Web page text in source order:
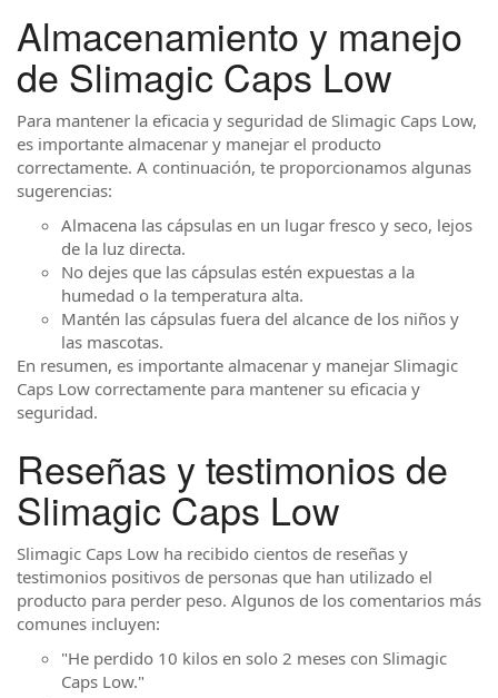
Almacenamiento y manejo
de Slimagic Caps Low
Para mantener la eficacia y seguridad de Slimagic Caps Low,
es importante almacenar y manejar el producto
correctamente. A continuación, te proporcionamos algunas
sugerencias:
Almacena las cápsulas en un lugar fresco y seco, lejos
de la luz directa.
No dejes que las cápsulas estén expuestas a la
humedad o la temperatura alta.
Mantén las cápsulas fuera del alcance de los niños y
las mascotas.
En resumen, es importante almacenar y manejar Slimagic
Caps Low correctamente para mantener su eficacia y
seguridad.
Reseñas y testimonios de
Slimagic Caps Low
Slimagic Caps Low ha recibido cientos de reseñas y
testimonios positivos de personas que han utilizado el
producto para perder peso. Algunos de los comentarios más
comunes incluyen:
"He perdido 10 kilos en solo 2 meses con Slimagic
Caps Low."